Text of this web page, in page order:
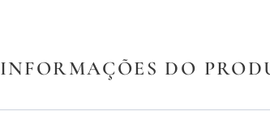
INFORMAÇÕES DO